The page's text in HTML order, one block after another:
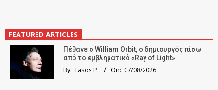
FEATURED ARTICLES
Πέθανε ο William Orbit, ο δημιουργός πίσω
από το εμβληματικό «Ray of Light»
By: Tasos P. On: 07/08/2026